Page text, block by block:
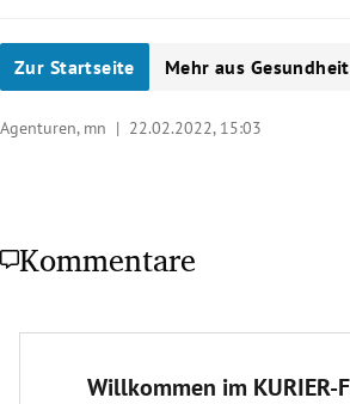
Zur Startseite Mehr aus Gesundheit
Agenturen, mn | 22.02.2022, 15:03
Kommentare